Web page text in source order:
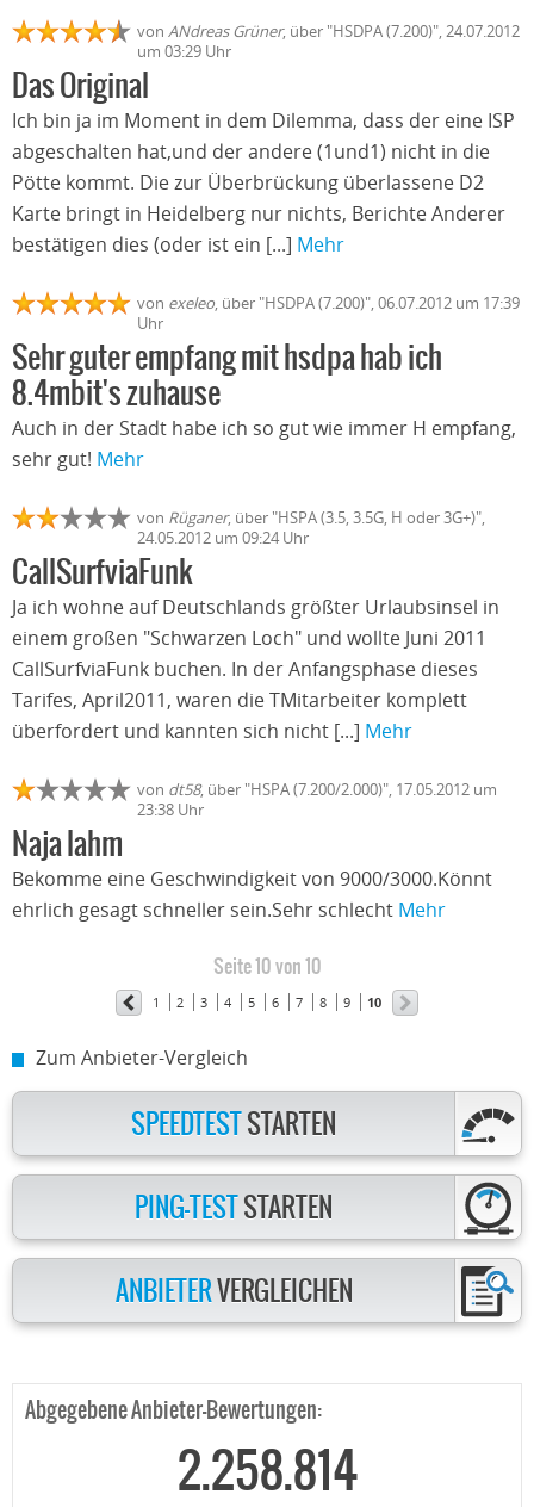
von ANdreas Grüner, über "HSDPA (7.200)", 24.07.2012
um 03:29 Uhr
Das Original
Ich bin ja im Moment in dem Dilemma, dass der eine ISP
abgeschalten hat,und der andere (1und1) nicht in die
Pötte kommt. Die zur Überbrückung überlassene D2
Karte bringt in Heidelberg nur nichts, Berichte Anderer
bestätigen dies (oder ist ein [...] Mehr
von exeleo, über "HSDPA (7.200)", 06.07.2012 um 17:39
Uhr
Sehr guter empfang mit hsdpa hab ich
8.4mbit's zuhause
Auch in der Stadt habe ich so gut wie immer H empfang,
sehr gut! Mehr
von Rüganer, über "HSPA (3.5, 3.5G, H oder 3G+)",
24.05.2012 um 09:24 Uhr
CallSurfviaFunk
Ja ich wohne auf Deutschlands größter Urlaubsinsel in
einem großen "Schwarzen Loch" und wollte Juni 2011
CallSurfviaFunk buchen. In der Anfangsphase dieses
Tarifes, April2011, waren die TMitarbeiter komplett
überfordert und kannten sich nicht [...] Mehr
von dt58, über "HSPA (7.200/2.000)", 17.05.2012 um
23:38 Uhr
Naja lahm
Bekomme eine Geschwindigkeit von 9000/3000.Könnt
ehrlich gesagt schneller sein.Sehr schlecht Mehr
Seite 10 von 10
1 2 3 4 5 6 7 8 9 10
Zum Anbieter-Vergleich
SPEEDTESTSTARTEN
PING-TESTSTARTEN
ANBIETERVERGLEICHEN
Abgegebene Anbieter-Bewertungen:
2.258.814